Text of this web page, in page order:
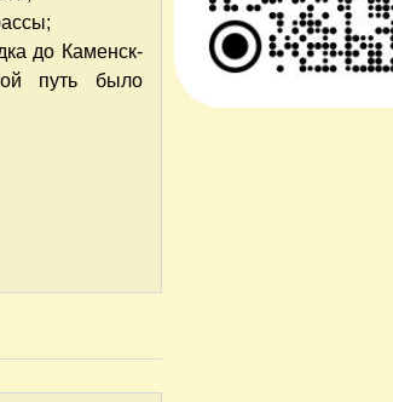
до Каменск-
путь было